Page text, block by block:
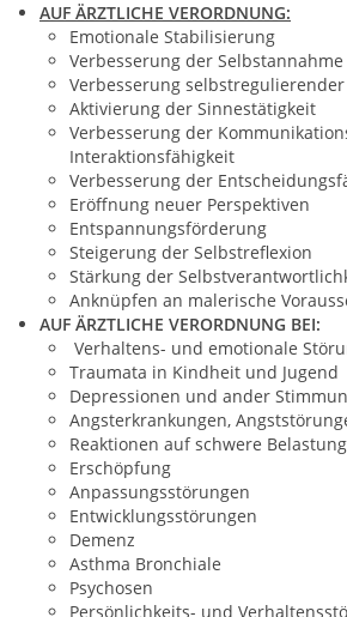
AUF ÄRZTLICHE VERORDNUNG:
Emotionale Stabilisierung
Verbesserung der Selbstannahme
Verbesserung
Aktivierung der Sinnestätigkeit
Verbesserung der
Interaktionsfähigkeit
Verbesserung der
Eröffnung neuer Perspektiven
Entspannungsförderung
Steigerung der Selbstreflexion
Stärkung der
Anknüpfen an malerische
AUF ÄRZTLICHE VERORDNUNG BEI:
Verhaltens- und emotionale
Traumata in Kindheit und Jugend
Depressionen und ander
Angsterkrankungen,
Reaktionen auf schwere
Erschöpfung
Anpassungsstörungen
Entwicklungsstörungen
Demenz
Asthma Bronchiale
Psychosen
Persönlichkeits- und